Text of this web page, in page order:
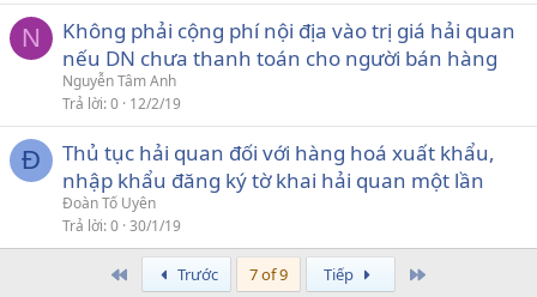
N
Không phải cộng phí nội địa vào trị giá hải quan
nếu DN chưa thanh toán cho người bán hàng
Nguyễn Tâm Anh
Trả lời 0 12/2/19
Đ
Thủ tục hải quan đối với hàng hoá xuất khẩu,
nhập khẩu đăng ký tờ khai hải quan một lần
Đoàn Tố Uyên
Trả lời 0 30/1/19
Trước 7 of 9 Tiếp